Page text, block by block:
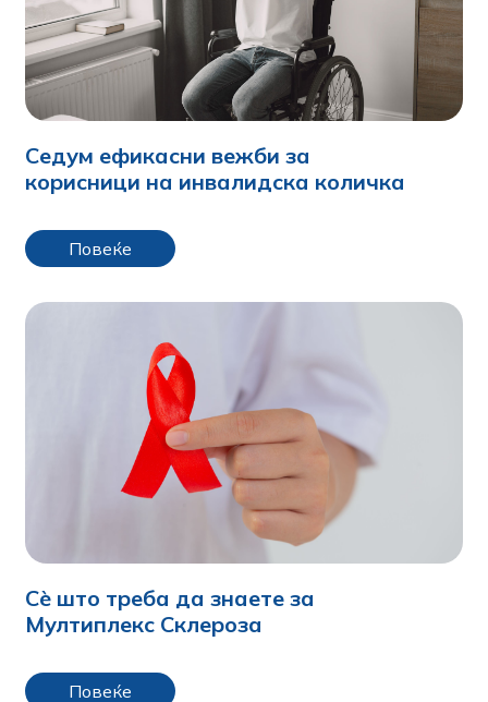
Седум ефикасни вежби за
корисници на инвалидска количка
Повеќе
Сè што треба да знаете за
Мултиплекс Склероза
Повеќе